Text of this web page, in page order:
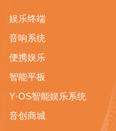
娱乐终端
音响系统
便携娱乐
智能平板
Y·OS智能娱乐系统
音创商城